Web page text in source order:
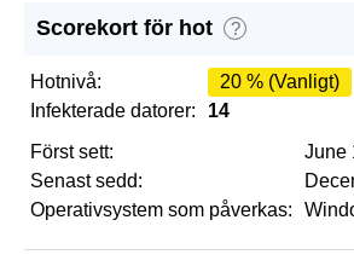
Scorekort för hot ?
Hotnivå:
20 % (Vanligt)
Infekterade datorer:
14
Först sett:
June
Senast sedd:
Operativsystem som påverkas: